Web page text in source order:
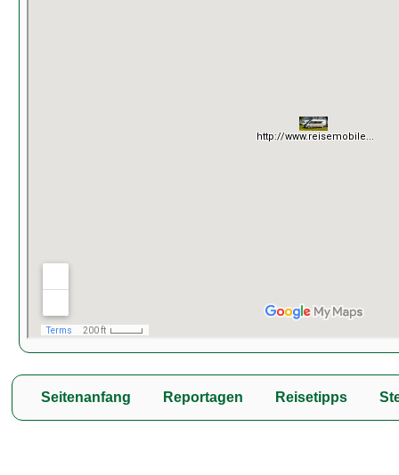
Seitenanfang Reportagen Reisetipps